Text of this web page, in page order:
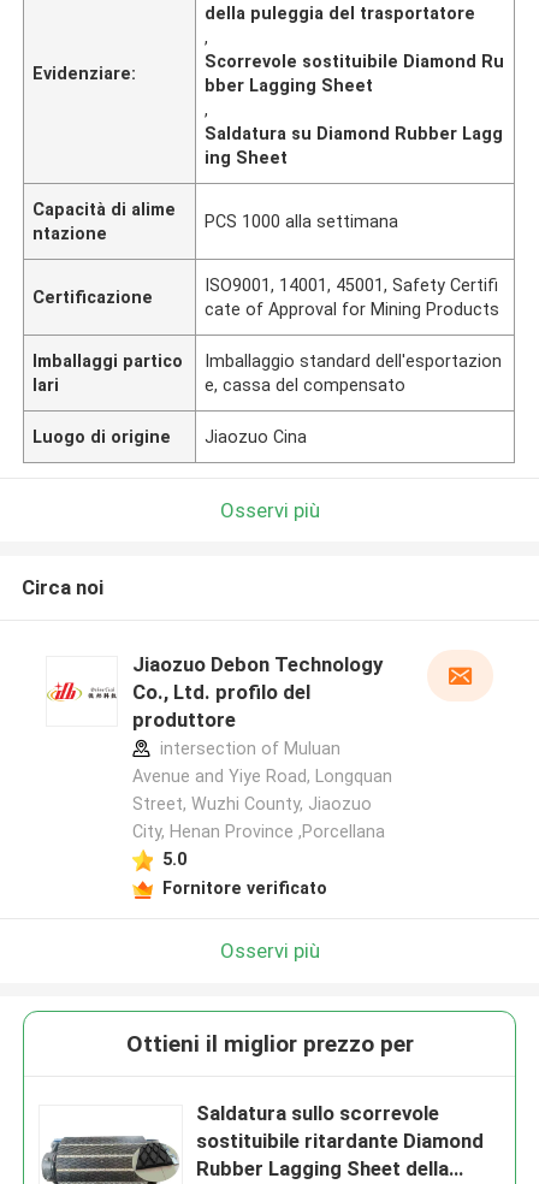
Evidenziare:
della puleggia del trasportatore
,
Scorrevole sostituibile Diamond Ru
bber Lagging Sheet
,
Saldatura su Diamond Rubber Lagg
ing Sheet
Capacità di alime
ntazione
PCS 1000 alla settimana
Certificazione
ISO9001, 14001, 45001, Safety Certifi
cate of Approval for Mining Products
Imballaggi partico
lari
Imballaggio standard dell'esportazion
e, cassa del compensato
Luogo di origine Jiaozuo Cina
Osservi più
Circa noi
Jiaozuo Debon Technology
Co., Ltd. profilo del
produttore
intersection of Muluan
Avenue and Yiye Road, Longquan
Street, Wuzhi County, Jiaozuo
City, Henan Province ,Porcellana
5.0
Fornitore verificato
Osservi più
Ottieni il miglior prezzo per
Saldatura sullo scorrevole
sostituibile ritardante Diamond
Rubber Lagging Sheet della